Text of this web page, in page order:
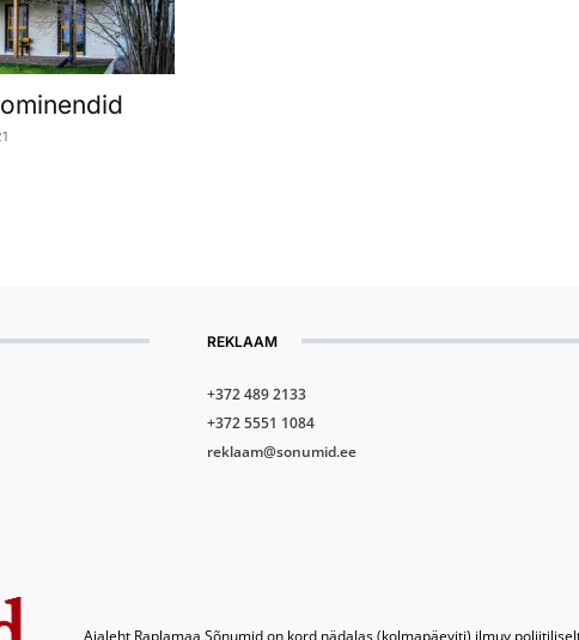
REKLAAM
+372 489 2133
+372 5551 1084
reklaam@sonumid.ee
Ajaleht Raplamaa Sõnumid on kord nädalas (kolmapäeviti) ilmuv